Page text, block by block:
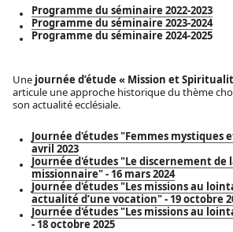
Programme du séminaire 2022-2023
Programme du séminaire 2023-2024
Programme du séminaire 2024-2025
Une journée d’étude « Mission et
articule une approche historique du thème
son actualité ecclésiale.
Journée d'études "Femmes mystiques
avril 2023
Journée d'études "Le discernement de
missionnaire" - 16 mars 2024
Journée d'études "Les missions au
actualité d’une vocation" - 19 octobre
Journée d'études "Les missions au
- 18 octobre 2025